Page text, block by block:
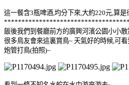
這一餐含3瓶啤酒 均分下來 大約220元 算是
飯後我們到餐廳前方的廣興河濱公園小小散
很多鳥友會來這裏賞鳥~ 天氣好的時候 可
炮管打鳥(拍照)~